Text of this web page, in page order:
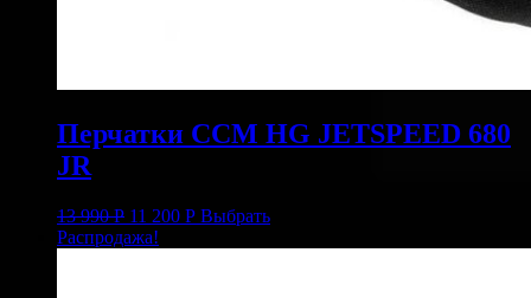
Перчатки CCM HG JETSPEED 680
JR
13 990Р 11 200 Р Выбрать
Распродажа!